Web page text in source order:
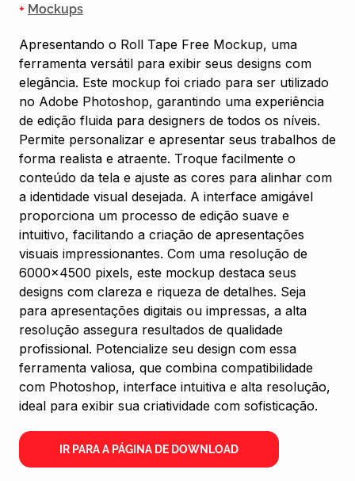
+ Mockups
Apresentando o Roll Tape Free Mockup, uma
ferramenta versátil para exibir seus designs com
elegância. Este mockup foi criado para ser utilizado
no Adobe Photoshop, garantindo uma experiência
de edição fluida para designers de todos os níveis.
Permite personalizar e apresentar seus trabalhos de
forma realista e atraente. Troque facilmente o
conteúdo da tela e ajuste as cores para alinhar com
a identidade visual desejada. A interface amigável
proporciona um processo de edição suave e
intuitivo, facilitando a criação de apresentações
visuais impressionantes. Com uma resolução de
6000×4500 pixels, este mockup destaca seus
designs com clareza e riqueza de detalhes. Seja
para apresentações digitais ou impressas, a alta
resolução assegura resultados de qualidade
profissional. Potencialize seu design com essa
ferramenta valiosa, que combina compatibilidade
com Photoshop, interface intuitiva e alta resolução,
ideal para exibir sua criatividade com sofisticação.
IR PARA A PÁGINA DE DOWNLOAD